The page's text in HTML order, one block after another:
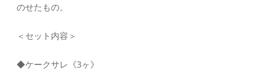
のせたもの。
＜セット内容＞
◆ケークサレ《3ヶ》